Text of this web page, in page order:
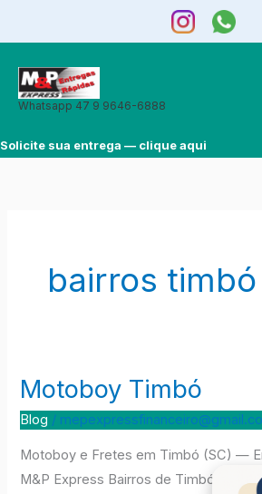
conteúdo
Whatsapp 47 9 9646-6888
Solicite sua entrega — clique aqui
bairros timbó
Motoboy Timbó
Blog /
Motoboy e Fretes em Timbó (SC) —
M&P Express Bairros de Timbó e
Motoboy
Timbó